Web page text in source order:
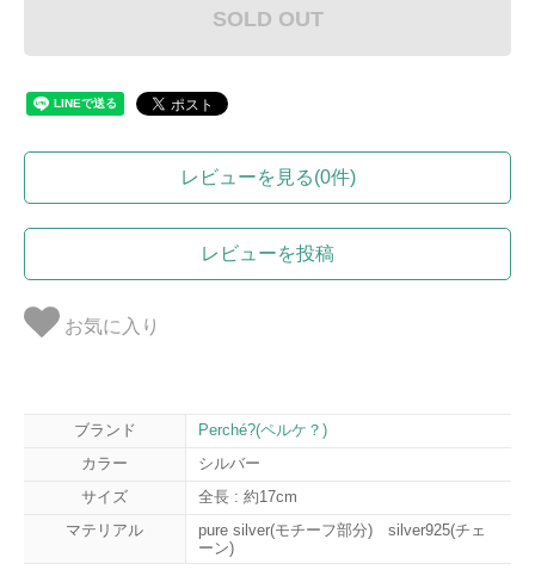
SOLD OUT
レビューを見る(0件)
レビューを投稿
お気に入り
ブランド
Perché?(ペルケ？)
カラー
シルバー
サイズ
全長 : 約17cm
マテリアル
pure silver(モチーフ部分) silver925(チェ
ーン)